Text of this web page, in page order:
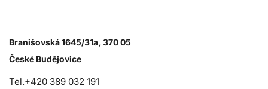
Branišovská 1645/31a, 370 05
České Budějovice
Tel.+420 389 032 191